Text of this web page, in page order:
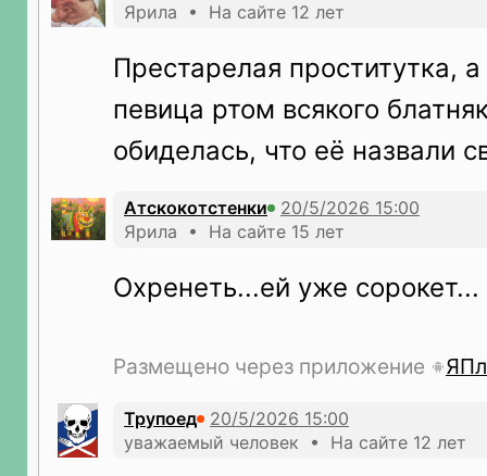
Ярила • На сайте 12 лет
Престарелая проститутка,
певица ртом всякого
обиделась, что её назвали
Атскокотстенки
Ярила • На сайте 15 лет
Охренеть...ей уже сорокет...
Размещено через приложение
Трупоeд
уважаемый человек • На сайте 12 лет